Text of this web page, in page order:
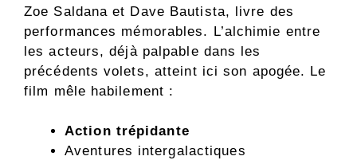
Zoe Saldana et Dave Bautista, livre des
performances mémorables. L’alchimie entre
les acteurs, déjà palpable dans les
précédents volets, atteint ici son apogée. Le
film mêle habilement :
Action trépidante
Aventures intergalactiques